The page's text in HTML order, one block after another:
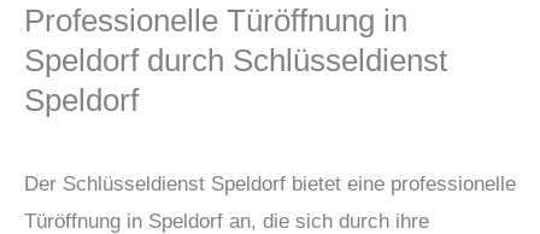
Professionelle Türöffnung in
Speldorf durch Schlüsseldienst
Speldorf
Der Schlüsseldienst Speldorf bietet eine professionelle
Türöffnung in Speldorf an, die sich durch ihre